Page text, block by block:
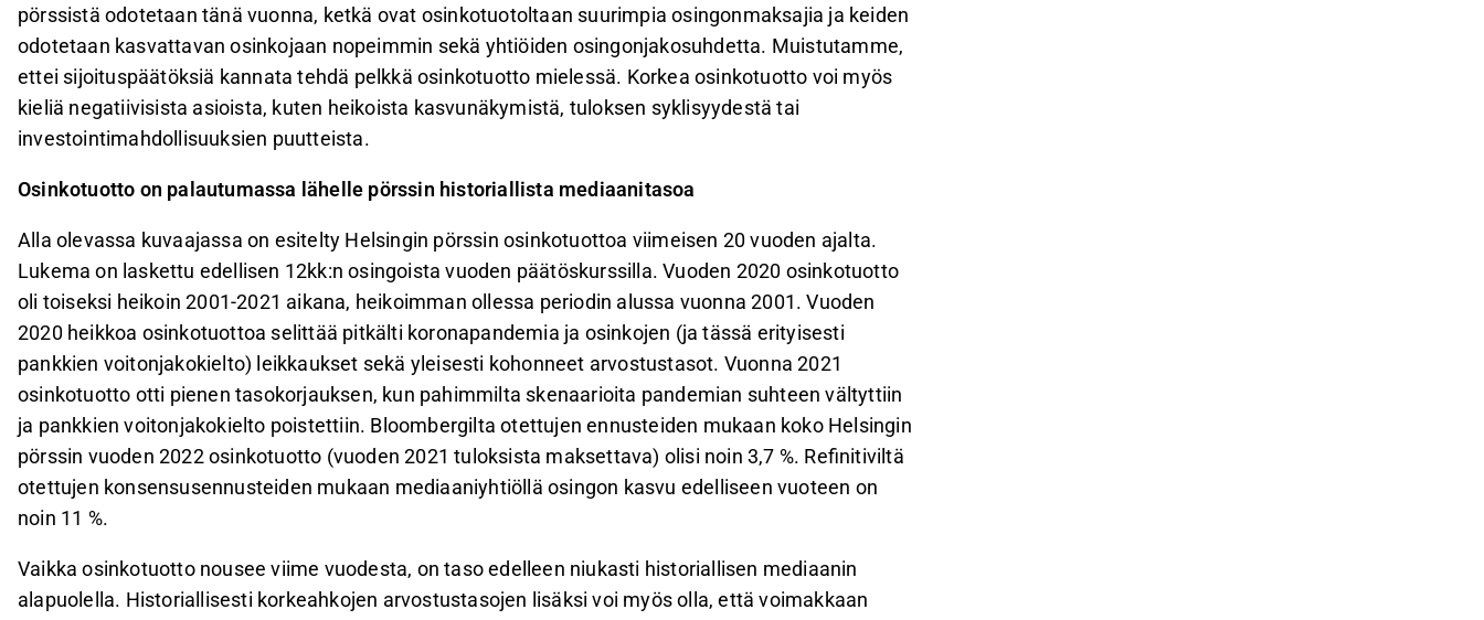
pörssistä odotetaan tänä vuonna, ketkä ovat osinkotuotoltaan suurimpia osingonmaksajia ja keiden
odotetaan kasvattavan osinkojaan nopeimmin sekä yhtiöiden osingonjakosuhdetta. Muistutamme,
ettei sijoituspäätöksiä kannata tehdä pelkkä osinkotuotto mielessä. Korkea osinkotuotto voi myös
kieliä negatiivisista asioista, kuten heikoista kasvunäkymistä, tuloksen syklisyydestä tai
investointimahdollisuuksien puutteista.
Osinkotuotto on palautumassa lähelle pörssin historiallista mediaanitasoa
Alla olevassa kuvaajassa on esitelty Helsingin pörssin osinkotuottoa viimeisen 20 vuoden ajalta.
Lukema on laskettu edellisen 12kk:n osingoista vuoden päätöskurssilla. Vuoden 2020 osinkotuotto
oli toiseksi heikoin 2001-2021 aikana, heikoimman ollessa periodin alussa vuonna 2001. Vuoden
2020 heikkoa osinkotuottoa selittää pitkälti koronapandemia ja osinkojen (ja tässä erityisesti
pankkien voitonjakokielto) leikkaukset sekä yleisesti kohonneet arvostustasot. Vuonna 2021
osinkotuotto otti pienen tasokorjauksen, kun pahimmilta skenaarioita pandemian suhteen vältyttiin
ja pankkien voitonjakokielto poistettiin. Bloombergilta otettujen ennusteiden mukaan koko Helsingin
pörssin vuoden 2022 osinkotuotto (vuoden 2021 tuloksista maksettava) olisi noin 3,7 %. Refinitiviltä
otettujen konsensusennusteiden mukaan mediaaniyhtiöllä osingon kasvu edelliseen vuoteen on
noin 11 %.
Vaikka osinkotuotto nousee viime vuodesta, on taso edelleen niukasti historiallisen mediaanin
alapuolella. Historiallisesti korkeahkojen arvostustasojen lisäksi voi myös olla, että voimakkaan